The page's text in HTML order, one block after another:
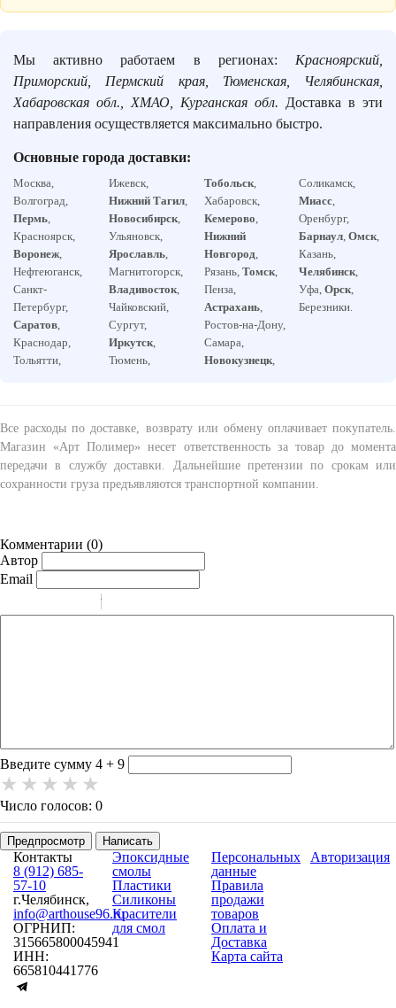
Мы активно работаем в регионах: Красноярский,
Приморский, Пермский края, Тюменская, Челябинская,
Хабаровская обл., ХМАО, Курганская обл. Доставка в эти
направления осуществляется максимально быстро.
Основные города доставки:
Москва,
Волгоград,
Пермь,
Красноярск,
Воронеж,
Нефтеюганск,
Санкт-
Петербург,
Саратов,
Краснодар,
Тольятти,
Ижевск,
Нижний Тагил,
Новосибирск,
Ульяновск,
Ярославль,
Магнитогорск,
Владивосток,
Чайковский,
Сургут,
Иркутск,
Тюмень,
Тобольск,
Хабаровск,
Кемерово,
Нижний
Новгород,
Рязань, Томск,
Пенза,
Астрахань,
Ростов-на-Дону,
Самара,
Новокузнецк,
Соликамск,
Миасс,
Оренбург,
Барнаул,Омск,
Казань,
Челябинск,
Уфа,Орск,
Березники.
Все расходы по доставке, возврату или обмену оплачивает покупатель.
Магазин «Арт Полимер» несет ответственность за товар до момента
передачи в службу доставки. Дальнейшие претензии по срокам или
сохранности груза предъявляются транспортной компании.
Комментарии (0)
Автор
Email
-
-
-
Введите сумму 4 + 9
Число голосов: 0
Предпросмотр Написать
Контакты
8 (912) 685-
57-10
г.Челябинск,
info@arthouse96.ru
ОГРНИП:
315665800045941
ИНН:
665810441776
Эпоксидные
смолы
Пластики
Силиконы
Красители
для смол
Персональных
данные
Правила
продажи
товаров
Оплата и
Доставка
Карта сайта
Авторизация